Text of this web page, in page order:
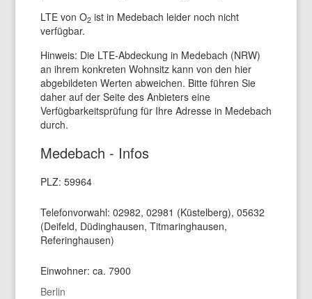
LTE von O2ist in Medebach leider noch nicht
verfügbar.
Hinweis: Die LTE-Abdeckung in Medebach (NRW)
an ihrem konkreten Wohnsitz kann von den hier
abgebildeten Werten abweichen. Bitte führen Sie
daher auf der Seite des Anbieters eine
Verfügbarkeitsprüfung für Ihre Adresse in Medebach
durch.
Medebach - Infos
PLZ: 59964
Telefonvorwahl: 02982, 02981 (Küstelberg), 05632
(Deifeld, Düdinghausen, Titmaringhausen,
Referinghausen)
Einwohner: ca. 7900
Berlin